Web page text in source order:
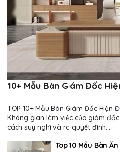
10+ Mẫu Bàn Giám Đốc
TOP 10+ Mẫu Bàn Giám Đốc Hiện
Không gian làm việc của giám
cách suy nghĩ và ra quyết định...
Top 10 Mẫu Bàn